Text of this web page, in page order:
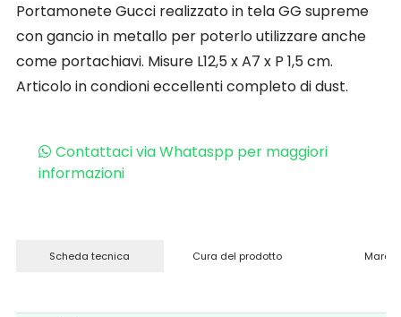
Portamonete Gucci realizzato in tela GG supreme
con gancio in metallo per poterlo utilizzare anche
come portachiavi. Misure L12,5 x A7 x P 1,5 cm.
Articolo in condioni eccellenti completo di dust.
Contattaci via Whataspp per maggiori
informazioni
Scheda tecnica Cura del prodotto